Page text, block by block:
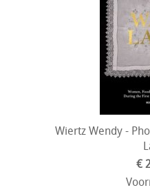
Wiertz Wendy -
€